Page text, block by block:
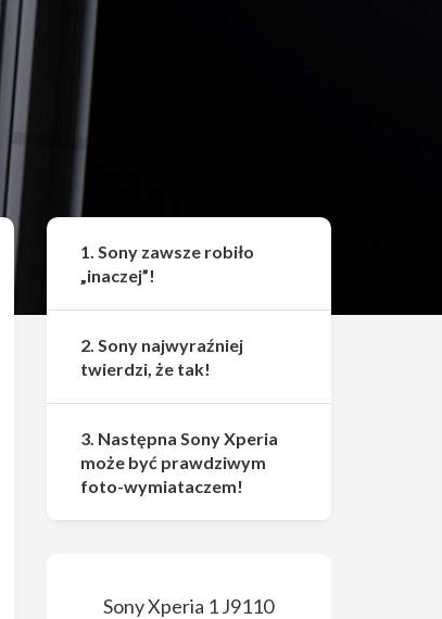
1. Sony zawsze robiło
„inaczej”!
2. Sony najwyraźniej
twierdzi, że tak!
3. Następna Sony Xperia
może być prawdziwym
foto-wymiataczem!
Sony Xperia 1 J9110